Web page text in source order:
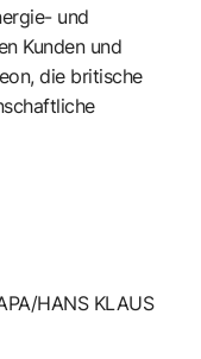
und
Kunden und
die britische
HANS KLAUS